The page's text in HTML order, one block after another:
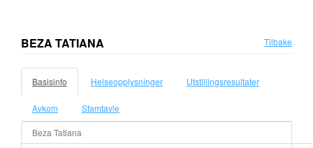
BEZA TATIANA Tilbake
Basisinfo Helseopplysninger Utstillingsresultater
Avkom Stamtavle
Beza Tatiana